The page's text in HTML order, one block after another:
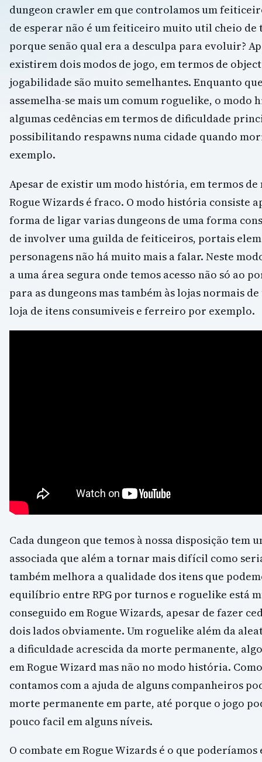
dungeon crawler em que controlamos um
de esperar não é um feiticeiro muito util cheio de
porque senão qual era a desculpa para evoluir?
existirem dois modos de jogo, em termos de
jogabilidade são muito semelhantes. Enquanto
assemelha-se mais um comum roguelike, o modo
algumas cedências em termos de dificuldade
possibilitando respawns numa cidade quando
exemplo.
Apesar de existir um modo história, em termos
Rogue Wizards é fraco. O modo história consiste
forma de ligar varias dungeons de uma forma
de involver uma guilda de feiticeiros, portais
personagens não há muito mais a falar. Neste
a uma área segura onde temos acesso não só ao
para as dungeons mas também às lojas normais de
loja de itens consumiveis e ferreiro por exemplo.
Cada dungeon que temos à nossa disposição tem
associada que além a tornar mais difícil como
também melhora a qualidade dos itens que
equilíbrio entre RPG por turnos e roguelike está
conseguido em Rogue Wizards, apesar de fazer
dois lados obviamente. Um roguelike além da
a dificuldade acrescida da morte permanente,
em Rogue Wizard mas não no modo história.
contamos com a ajuda de alguns companheiros
morte permanente em parte, até porque o jogo
pouco facil em alguns níveis.
O combate em Rogue Wizards é o que